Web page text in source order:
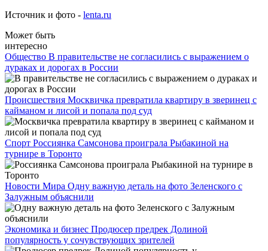
Источник и фото - lenta.ru
Может быть
интересно
Общество В правительстве не согласились с выражением о
дураках и дорогах в России
Происшествия Москвичка превратила квартиру в зверинец с
кайманом и лисой и попала под суд
Спорт Россиянка Самсонова проиграла Рыбакиной на
турнире в Торонто
Новости Мира Одну важную деталь на фото Зеленского с
Залужным объяснили
Экономика и бизнес Продюсер предрек Долиной
популярность у сочувствующих зрителей